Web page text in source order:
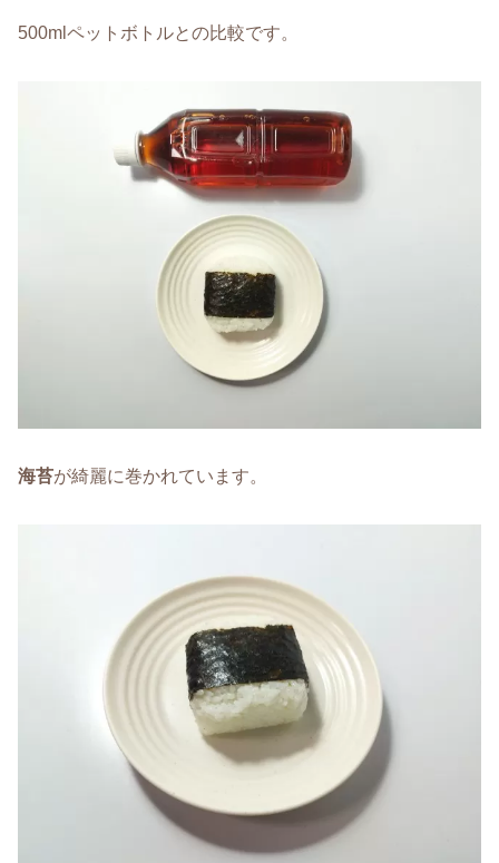
500mlペットボトルとの比較です。
海苔が綺麗に巻かれています。